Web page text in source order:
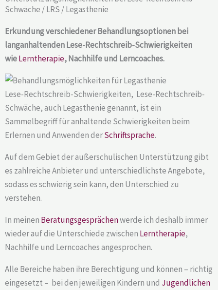
Schwäche / LRS / Legasthenie​
Erkundung verschiedener Behandlungsoptionen bei
langanhaltenden Lese-Rechtschreib-Schwierigkeiten
wieLerntherapie, Nachhilfe und Lerncoaches.
Lese-Rechtschreib-Schwierigkeiten, Lese-Rechtschreib-
Schwäche, auch Legasthenie genannt, ist ein
Sammelbegriff für anhaltende Schwierigkeiten beim
Erlernen und Anwenden derSchriftsprache.
Auf dem Gebiet der außerschulischen Unterstützung gibt
es zahlreiche Anbieter und unterschiedlichste Angebote,
sodass es schwierig sein kann, den Unterschied zu
verstehen.
In meinen Beratungsgesprächenwerde ich deshalb immer
wieder auf die Unterschiede zwischen Lerntherapie,
Nachhilfe und Lerncoaches angesprochen.
Alle Bereiche haben ihre Berechtigung und können – richtig
eingesetzt – bei den jeweiligen Kindern und Jugendlichen